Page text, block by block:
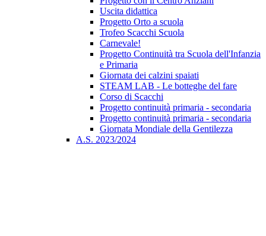
Uscita didattica
Progetto Orto a scuola
Trofeo Scacchi Scuola
Carnevale!
Progetto Continuità tra Scuola dell'Infanzia
e Primaria
Giornata dei calzini spaiati
STEAM LAB - Le botteghe del fare
Corso di Scacchi
Progetto continuità primaria - secondaria
Progetto continuità primaria - secondaria
Giornata Mondiale della Gentilezza
A.S. 2023/2024